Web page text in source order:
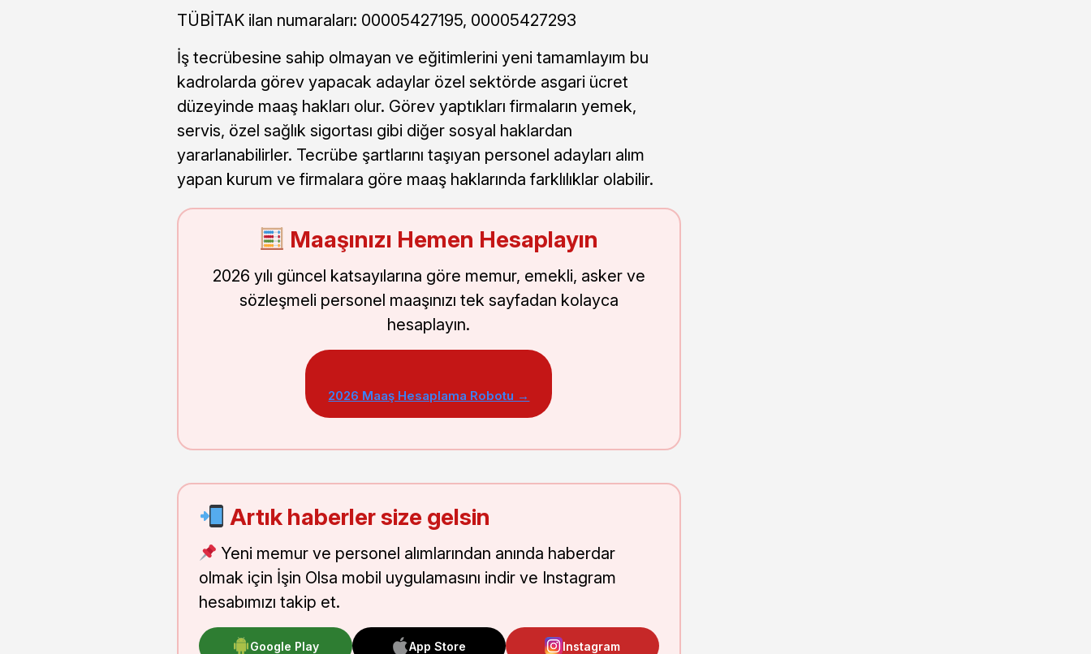
TÜBİTAK ilan numaraları: 00005427195, 00005427293
İş tecrübesine sahip olmayan ve eğitimlerini yeni tamamlayım bu
kadrolarda görev yapacak adaylar özel sektörde asgari ücret
düzeyinde maaş hakları olur. Görev yaptıkları firmaların yemek,
servis, özel sağlık sigortası gibi diğer sosyal haklardan
yararlanabilirler. Tecrübe şartlarını taşıyan personel adayları alım
yapan kurum ve firmalara göre maaş haklarında farklılıklar olabilir.
Maaşınızı Hemen Hesaplayın
2026 yılı güncel katsayılarına göre memur, emekli, asker ve
sözleşmeli personel maaşınızı tek sayfadan kolayca
hesaplayın.
2026 Maaş Hesaplama Robotu →
Artık haberler size gelsin
Yeni memur ve personel alımlarından anında haberdar
olmak için İşin Olsa mobil uygulamasını indir ve Instagram
hesabımızı takip et.
Google Play App Store Instagram